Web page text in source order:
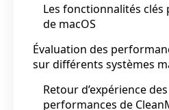
Les fonctionnalités clés
de macOS
Évaluation des
sur différents systèmes
Retour d’expérience
performances de